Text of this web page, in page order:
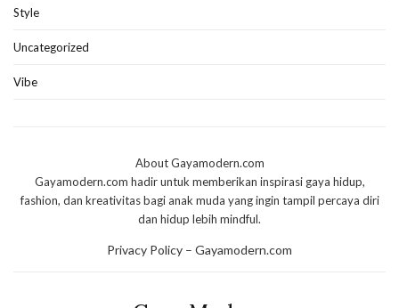
Style
Uncategorized
Vibe
About Gayamodern.com
Gayamodern.com hadir untuk memberikan inspirasi gaya hidup,
fashion, dan kreativitas bagi anak muda yang ingin tampil percaya diri
dan hidup lebih mindful.
Privacy Policy – Gayamodern.com